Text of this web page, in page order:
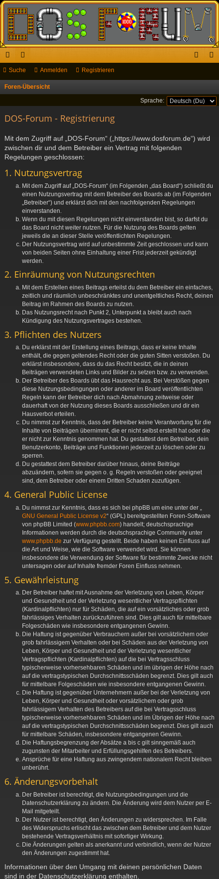
ch
ne
ug
or
en
el rie
Suche Anmelden Registrieren
Foren-Übersicht
u
Sprache:
DOS-Forum - Registrierung
Mit dem Zugriff auf „DOS-Forum“ („https://www.dosforum.de“) wird
zwischen dir und dem Betreiber ein Vertrag mit folgenden
Regelungen geschlossen:
1. Nutzungsvertrag
Mit dem Zugriff auf „DOS-Forum“ (im Folgenden „das Board“) schließt du
einen Nutzungsvertrag mit dem Betreiber des Boards ab (im Folgenden
„Betreiber“) und erklärst dich mit den nachfolgenden Regelungen
einverstanden.
Wenn du mit diesen Regelungen nicht einverstanden bist, so darfst du
das Board nicht weiter nutzen. Für die Nutzung des Boards gelten
jeweils die an dieser Stelle veröffentlichten Regelungen.
Der Nutzungsvertrag wird auf unbestimmte Zeit geschlossen und kann
von beiden Seiten ohne Einhaltung einer Frist jederzeit gekündigt
werden.
2. Einräumung von Nutzungsrechten
Mit dem Erstellen eines Beitrags erteilst du dem Betreiber ein einfaches,
zeitlich und räumlich unbeschränktes und unentgeltliches Recht, deinen
Beitrag im Rahmen des Boards zu nutzen.
Das Nutzungsrecht nach Punkt 2, Unterpunkt a bleibt auch nach
Kündigung des Nutzungsvertrages bestehen.
3. Pflichten des Nutzers
Du erklärst mit der Erstellung eines Beitrags, dass er keine Inhalte
enthält, die gegen geltendes Recht oder die guten Sitten verstoßen. Du
erklärst insbesondere, dass du das Recht besitzt, die in deinen
Beiträgen verwendeten Links und Bilder zu setzen bzw. zu verwenden.
Der Betreiber des Boards übt das Hausrecht aus. Bei Verstößen gegen
diese Nutzungsbedingungen oder anderer im Board veröffentlichten
Regeln kann der Betreiber dich nach Abmahnung zeitweise oder
dauerhaft von der Nutzung dieses Boards ausschließen und dir ein
Hausverbot erteilen.
Du nimmst zur Kenntnis, dass der Betreiber keine Verantwortung für die
Inhalte von Beiträgen übernimmt, die er nicht selbst erstellt hat oder die
er nicht zur Kenntnis genommen hat. Du gestattest dem Betreiber, dein
Benutzerkonto, Beiträge und Funktionen jederzeit zu löschen oder zu
sperren.
Du gestattest dem Betreiber darüber hinaus, deine Beiträge
abzuändern, sofern sie gegen o. g. Regeln verstoßen oder geeignet
sind, dem Betreiber oder einem Dritten Schaden zuzufügen.
4. General Public License
Du nimmst zur Kenntnis, dass es sich bei phpBB um eine unter der „
GNU General Public License v2“ (GPL) bereitgestellten Foren-Software
von phpBB Limited (www.phpbb.com) handelt; deutschsprachige
Informationen werden durch die deutschsprachige Community unter
www.phpbb.de zur Verfügung gestellt. Beide haben keinen Einfluss auf
die Art und Weise, wie die Software verwendet wird. Sie können
insbesondere die Verwendung der Software für bestimmte Zwecke nicht
untersagen oder auf Inhalte fremder Foren Einfluss nehmen.
5. Gewährleistung
Der Betreiber haftet mit Ausnahme der Verletzung von Leben, Körper
und Gesundheit und der Verletzung wesentlicher Vertragspflichten
(Kardinalpflichten) nur für Schäden, die auf ein vorsätzliches oder grob
fahrlässiges Verhalten zurückzuführen sind. Dies gilt auch für mittelbare
Folgeschäden wie insbesondere entgangenen Gewinn.
Die Haftung ist gegenüber Verbrauchern außer bei vorsätzlichem oder
grob fahrlässigem Verhalten oder bei Schäden aus der Verletzung von
Leben, Körper und Gesundheit und der Verletzung wesentlicher
Vertragspflichten (Kardinalpflichten) auf die bei Vertragsschluss
typischerweise vorhersehbaren Schäden und im übrigen der Höhe nach
auf die vertragstypischen Durchschnittsschäden begrenzt. Dies gilt auch
für mittelbare Folgeschäden wie insbesondere entgangenen Gewinn.
Die Haftung ist gegenüber Unternehmern außer bei der Verletzung von
Leben, Körper und Gesundheit oder vorsätzlichem oder grob
fahrlässigem Verhalten des Betreibers auf die bei Vertragsschluss
typischerweise vorhersehbaren Schäden und im Übrigen der Höhe nach
auf die vertragstypischen Durchschnittsschäden begrenzt. Dies gilt auch
für mittelbare Schäden, insbesondere entgangenen Gewinn.
Die Haftungsbegrenzung der Absätze a bis c gilt sinngemäß auch
zugunsten der Mitarbeiter und Erfüllungsgehilfen des Betreibers.
Ansprüche für eine Haftung aus zwingendem nationalem Recht bleiben
unberührt.
6. Änderungsvorbehalt
Der Betreiber ist berechtigt, die Nutzungsbedingungen und die
Datenschutzerklärung zu ändern. Die Änderung wird dem Nutzer per E-
Mail mitgeteilt.
Der Nutzer ist berechtigt, den Änderungen zu widersprechen. Im Falle
des Widerspruchs erlischt das zwischen dem Betreiber und dem Nutzer
bestehende Vertragsverhältnis mit sofortiger Wirkung.
Die Änderungen gelten als anerkannt und verbindlich, wenn der Nutzer
den Änderungen zugestimmt hat.
Informationen über den Umgang mit deinen persönlichen Daten
sind in der Datenschutzerklärung enthalten.